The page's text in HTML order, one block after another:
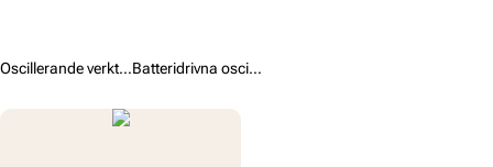
Oscillerande verktyg / Batteridrivna oscillerande verktyg